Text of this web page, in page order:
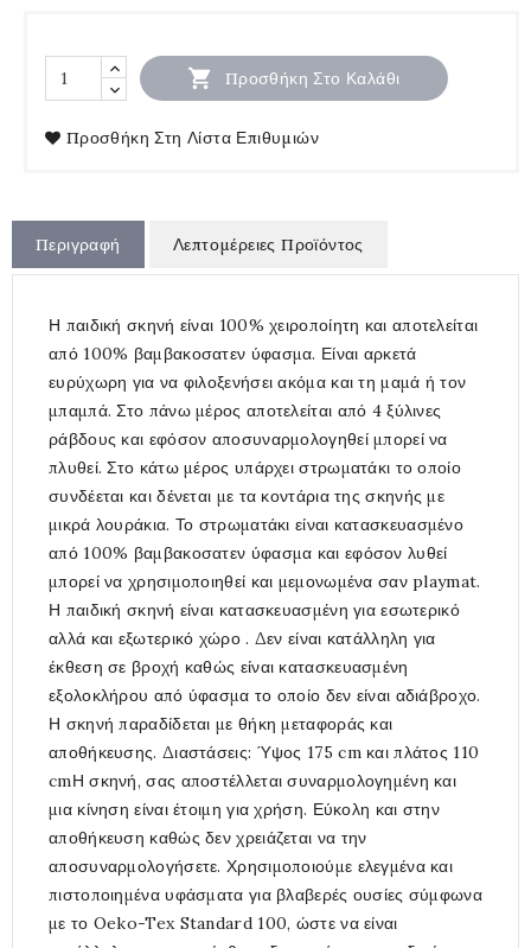
 Προσθήκη Στο Καλάθι
Προσθήκη Στη Λίστα Επιθυμιών
Περιγραφή Λεπτομέρειες Προϊόντος
Η παιδική σκηνή είναι 100% χειροποίητη και αποτελείται
από 100% βαμβακοσατεν ύφασμα. Είναι αρκετά
ευρύχωρη για να φιλοξενήσει ακόμα και τη μαμά ή τον
μπαμπά. Στο πάνω μέρος αποτελείται από 4 ξύλινες
ράβδους και εφόσον αποσυναρμολογηθεί μπορεί να
πλυθεί. Στο κάτω μέρος υπάρχει στρωματάκι το οποίο
συνδέεται και δένεται με τα κοντάρια της σκηνής με
μικρά λουράκια. Το στρωματάκι είναι κατασκευασμένο
από 100% βαμβακοσατεν ύφασμα και εφόσον λυθεί
μπορεί να χρησιμοποιηθεί και μεμονωμένα σαν playmat.
Η παιδική σκηνή είναι κατασκευασμένη για εσωτερικό
αλλά και εξωτερικό χώρο . Δεν είναι κατάλληλη για
έκθεση σε βροχή καθώς είναι κατασκευασμένη
εξολοκλήρου από ύφασμα το οποίο δεν είναι αδιάβροχο.
Η σκηνή παραδίδεται με θήκη μεταφοράς και
αποθήκευσης. Διαστάσεις: Ύψος 175 cm και πλάτος 110
cmΗ σκηνή, σας αποστέλλεται συναρμολογημένη και
μια κίνηση είναι έτοιμη για χρήση. Εύκολη και στην
αποθήκευση καθώς δεν χρειάζεται να την
αποσυναρμολογήσετε. Χρησιμοποιούμε ελεγμένα και
πιστοποιημένα υφάσματα για βλαβερές ουσίες σύμφωνα
με το Oeko-Tex Standard 100, ώστε να είναι